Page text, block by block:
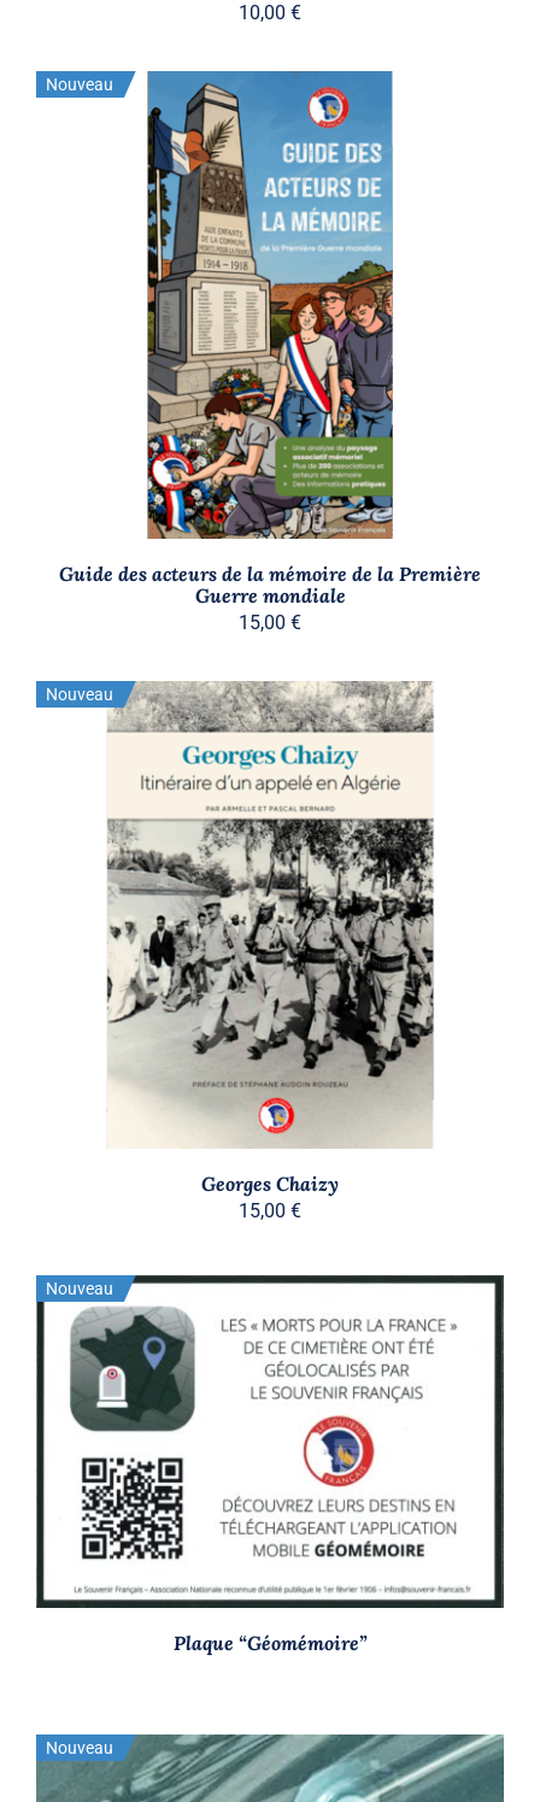
10,00 €
Nouveau
AJOUTER AU PANIER
/
Guide des acteurs de la mémoire de la Première
Guerre mondiale
15,00 €
Nouveau
AJOUTER AU PANIER
/
DÉTAILS
Georges Chaizy
15,00 €
Stock épuisé
Nouveau
Plaque “Géomémoire”
Nouveau